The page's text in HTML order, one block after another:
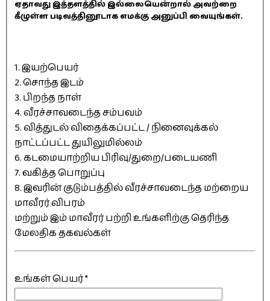
ஏதாவது இத்தளத்தில் இல்லையென்றால் அவற்றை
கீழுள்ள படிவத்தினூடாக எமக்கு அனுப்பி வையுங்கள்.
1. இயற்பெயர்
2. சொந்த இடம்
3. பிறந்த நாள்
4. வீரச்சாவடைந்த சம்பவம்
5. வித்துடல் விதைக்கப்பட்ட / நினைவுக்கல்
நாட்டப்பட்ட துயிலுமில்லம்
6. கடமையாற்றிய பிரிவு/துறை/படையணி
7. வகித்த பொறுப்பு
8. இவரின் குடும்பத்தில் வீரச்சாவடைந்த மற்றைய
மாவீரர் விபரம்
மற்றும் இம் மாவீரர் பற்றி உங்களிற்கு தெரிந்த
மேலதிக தகவல்கள்
உங்கள் பெயர்*